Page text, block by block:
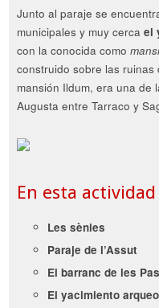
Junto al paraje se
municipales y muy cercael
con la conocida como
construido sobre las
mansión Ildum, era una de
Augusta entre Tarraco y
En esta
Les sènies
Paraje de l’Assut
El barranc de les
El yacimiento